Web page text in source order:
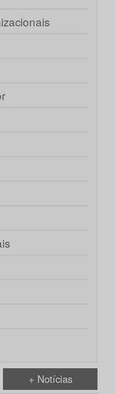
+ Notícias